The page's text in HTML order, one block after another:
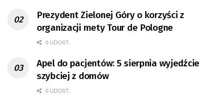
Prezydent Zielonej Góry o korzyści z
organizacji mety Tour de Pologne
0 UDOST.
Apel do pacjentów: 5 sierpnia wyjedźcie
szybciej z domów
0 UDOST.